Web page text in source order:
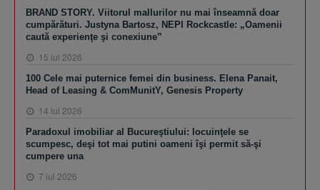
BRAND STORY. Viitorul mallurilor nu mai înseamnă doar
cumpărături. Justyna Bartosz, NEPI Rockcastle: „Oamenii
caută experienţe şi conexiune”
15 iul 2026
100 Cele mai puternice femei din business. Elena Panait,
Head of Leasing & ComMunitY, Genesis Property
14 iul 2026
Paradoxul imobiliar al Bucureştiului: locuinţele se
scumpesc, deşi tot mai putini oameni îşi permit să-şi
cumpere una
7 iul 2026